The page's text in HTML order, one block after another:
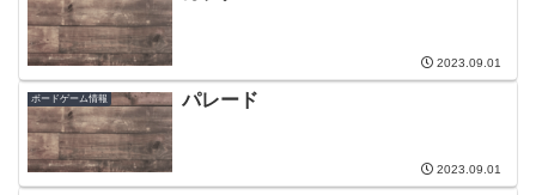
2023.09.01
ボードゲーム情報 パレード
2023.09.01